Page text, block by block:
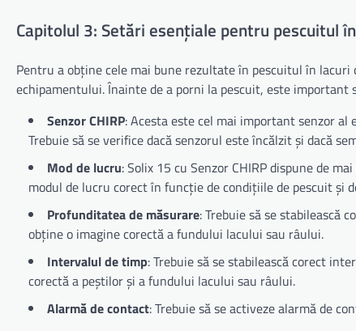
Capitolul 3: Setări esențiale pentru pescuitul
Pentru a obține cele mai bune rezultate în pescuitul în lacuri
echipamentului. Înainte de a porni la pescuit, este important
Senzor CHIRP: Acesta este cel mai important senzor
Trebuie să se verifice dacă senzorul este încălzit și dacă
Mod de lucru: Solix 15 cu Senzor CHIRP dispune de
modul de lucru corect în funcție de condițiile de pescuit și
Profunditatea de măsurare: Trebuie să se stabilească
obține o imagine corectă a fundului lacului sau râului.
Intervalul de timp: Trebuie să se stabilească corect
corectă a peștilor și a fundului lacului sau râului.
Alarmă de contact: Trebuie să se activeze alarmă de